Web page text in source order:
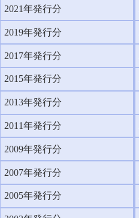
2021年発行分
2019年発行分
2017年発行分
2015年発行分
2013年発行分
2011年発行分
2009年発行分
2007年発行分
2005年発行分